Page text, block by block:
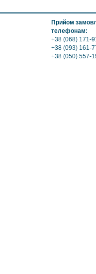
Прийом
телефонам:
+38 (068) 171-
+38 (093) 161-
+38 (050) 557-